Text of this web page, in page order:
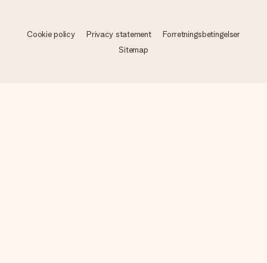
Cookie policy Privacy statement
Forretningsbetingelser
Sitemap